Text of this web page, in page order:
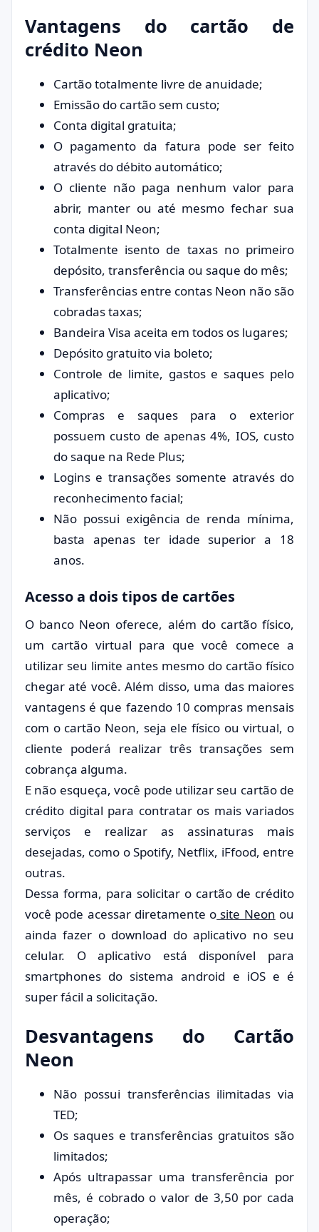
Vantagens do cartão de
crédito Neon
Cartão totalmente livre de anuidade;
Emissão do cartão sem custo;
Conta digital gratuita;
O pagamento da fatura pode ser feito
através do débito automático;
O cliente não paga nenhum valor para
abrir, manter ou até mesmo fechar sua
conta digital Neon;
Totalmente isento de taxas no primeiro
depósito, transferência ou saque do mês;
Transferências entre contas Neon não são
cobradas taxas;
Bandeira Visa aceita em todos os lugares;
Depósito gratuito via boleto;
Controle de limite, gastos e saques pelo
aplicativo;
Compras e saques para o exterior
possuem custo de apenas 4%, IOS, custo
do saque na Rede Plus;
Logins e transações somente através do
reconhecimento facial;
Não possui exigência de renda mínima,
basta apenas ter idade superior a 18
anos.
Acesso a dois tipos de cartões
O banco Neon oferece, além do cartão físico,
um cartão virtual para que você comece a
utilizar seu limite antes mesmo do cartão físico
chegar até você. Além disso, uma das maiores
vantagens é que fazendo 10 compras mensais
com o cartão Neon, seja ele físico ou virtual, o
cliente poderá realizar três transações sem
cobrança alguma.
E não esqueça, você pode utilizar seu cartão de
crédito digital para contratar os mais variados
serviços e realizar as assinaturas mais
desejadas, como o Spotify, Netflix, iFfood, entre
outras.
Dessa forma, para solicitar o cartão de crédito
você pode acessar diretamente o site Neon ou
ainda fazer o download do aplicativo no seu
celular. O aplicativo está disponível para
smartphones do sistema android e iOS e é
super fácil a solicitação.
Desvantagens do Cartão
Neon
Não possui transferências ilimitadas via
TED;
Os saques e transferências gratuitos são
limitados;
Após ultrapassar uma transferência por
mês, é cobrado o valor de 3,50 por cada
operação;